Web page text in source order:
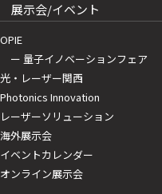
展示会/イベント
OPIE
ー 量子イノベーションフェア
光・レーザー関西
Photonics Innovation
レーザーソリューション
海外展示会
イベントカレンダー
オンライン展示会